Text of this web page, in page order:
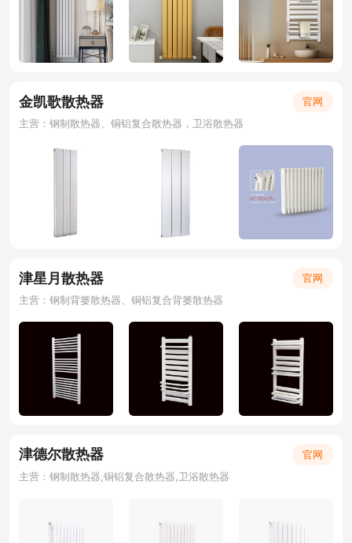
金凯歌散热器
官网
主营：钢制散热器、铜铝复合散热器，卫浴散热器
津星月散热器
官网
主营：钢制背篓散热器、铜铝复合背篓散热器
津德尔散热器
官网
主营：钢制散热器,铜铝复合散热器,卫浴散热器